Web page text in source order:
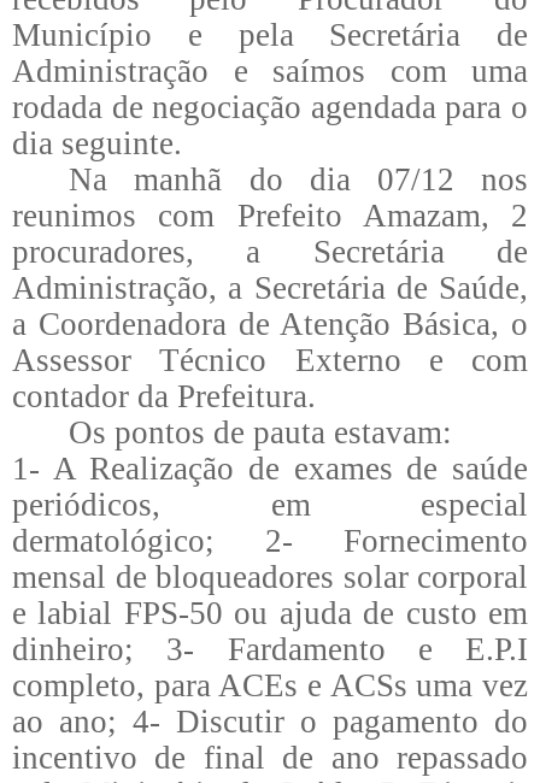
Município e pela Secretária de
Administração e saímos com uma
rodada de negociação agendada para o
dia seguinte.
Na manhã do dia 07/12 nos
reunimos com Prefeito Amazam, 2
procuradores, a Secretária de
Administração, a Secretária de Saúde,
a Coordenadora de Atenção Básica, o
Assessor Técnico Externo e com
contador da Prefeitura.
Os pontos de pauta estavam:
1- A Realização de exames de saúde
periódicos, em especial
dermatológico; 2- Fornecimento
mensal de bloqueadores solar corporal
e labial FPS-50 ou ajuda de custo em
dinheiro; 3- Fardamento e E.P.I
completo, para ACEs e ACSs uma vez
ao ano; 4- Discutir o pagamento do
incentivo de final de ano repassado